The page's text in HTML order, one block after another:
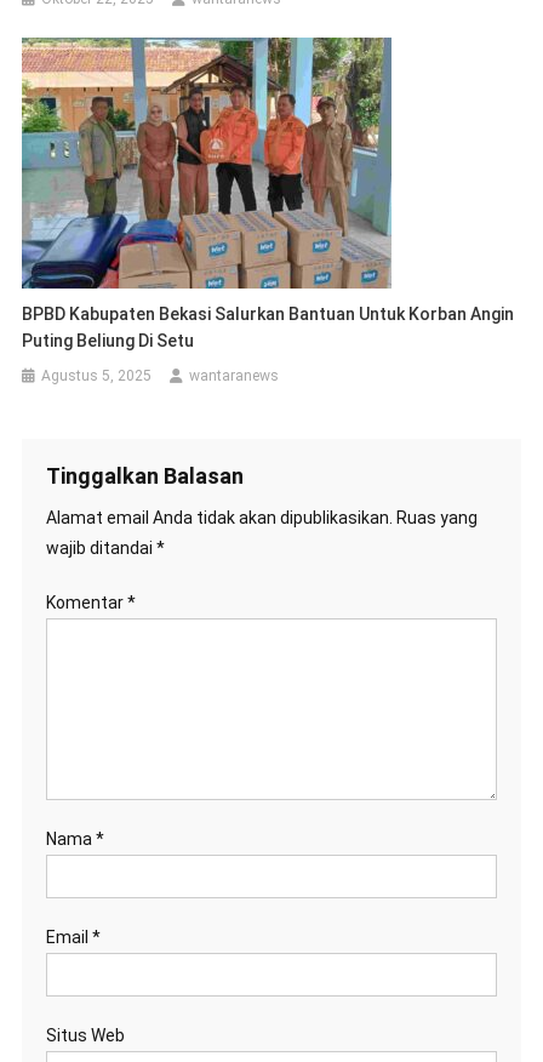
BPBD Kabupaten Bekasi Salurkan Bantuan Untuk Korban Angin
Puting Beliung Di Setu
Agustus 5, 2025 wantaranews
Tinggalkan Balasan
Alamat email Anda tidak akan dipublikasikan. Ruas yang
wajib ditandai *
Komentar*
Nama *
Email *
Situs Web